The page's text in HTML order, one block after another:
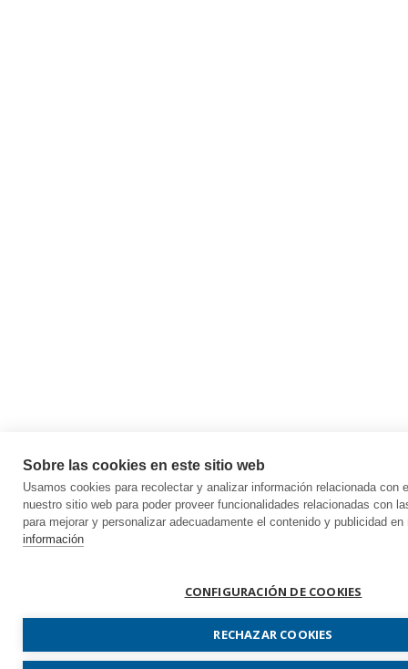
Sobre las cookies en este sitio web
Usamos cookies para recolectar y analizar información relacionada con
nuestro sitio web para poder proveer funcionalidades relacionadas con
para mejorar y personalizar adecuadamente el contenido y publicidad
información
CONFIGURACIÓN DE COOKIES
RECHAZAR COOKIES